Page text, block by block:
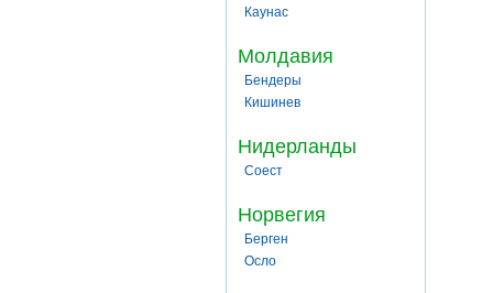
Каунас
Молдавия
Бендеры
Кишинев
Нидерланды
Соест
Норвегия
Берген
Осло